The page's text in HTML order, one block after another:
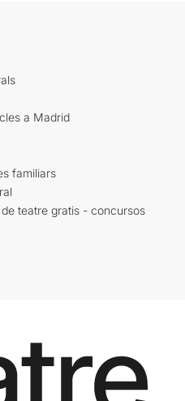
a Madrid
familiars
teatre gratis - concursos